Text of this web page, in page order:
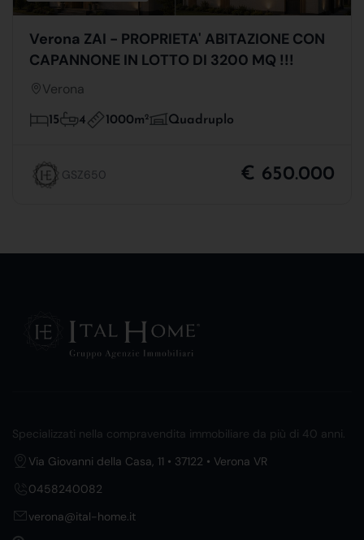
Verona ZAI - PROPRIETA' ABITAZIONE CON
CAPANNONE IN LOTTO DI 3200 MQ !!!
Verona
15 4 1000m2 Quadruplo
GSZ650 € 650.000
Specializzati nella compravendita immobiliare da più di 40 anni.
Via Giovanni della Casa, 11 • 37122 • Verona VR
0458240082
verona@ital-home.it